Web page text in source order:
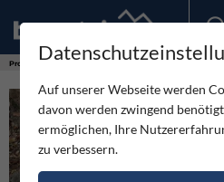
Produkte
Auf unserer Webseite werden
davon werden zwingend
ermöglichen, Ihre
zu verbessern.